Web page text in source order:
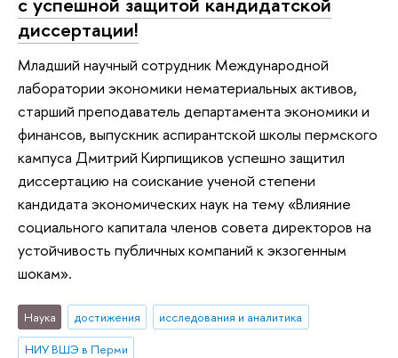
диссертации!
Младший научный сотрудник Международной
лаборатории экономики нематериальных активов,
старший преподаватель департамента экономики и
финансов, выпускник аспирантской школы пермского
кампуса Дмитрий Кирпищиков успешно защитил
диссертацию на соискание ученой степени
кандидата экономических наук на тему «Влияние
социального капитала членов совета директоров на
устойчивость публичных компаний к экзогенным
шокам».
Наука достижения
исследования и аналитика
НИУ ВШЭ в Перми